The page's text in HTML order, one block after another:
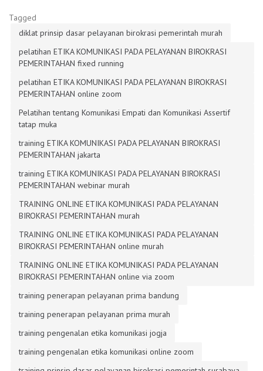
Tagged
diklat prinsip dasar pelayanan birokrasi pemerintah murah
pelatihan ETIKA KOMUNIKASI PADA PELAYANAN BIROKRASI
PEMERINTAHAN fixed running
pelatihan ETIKA KOMUNIKASI PADA PELAYANAN BIROKRASI
PEMERINTAHAN online zoom
Pelatihan tentang Komunikasi Empati dan Komunikasi Assertif
tatap muka
training ETIKA KOMUNIKASI PADA PELAYANAN BIROKRASI
PEMERINTAHAN jakarta
training ETIKA KOMUNIKASI PADA PELAYANAN BIROKRASI
PEMERINTAHAN webinar murah
TRAINING ONLINE ETIKA KOMUNIKASI PADA PELAYANAN
BIROKRASI PEMERINTAHAN murah
TRAINING ONLINE ETIKA KOMUNIKASI PADA PELAYANAN
BIROKRASI PEMERINTAHAN online murah
TRAINING ONLINE ETIKA KOMUNIKASI PADA PELAYANAN
BIROKRASI PEMERINTAHAN online via zoom
training penerapan pelayanan prima bandung
training penerapan pelayanan prima murah
training pengenalan etika komunikasi jogja
training pengenalan etika komunikasi online zoom